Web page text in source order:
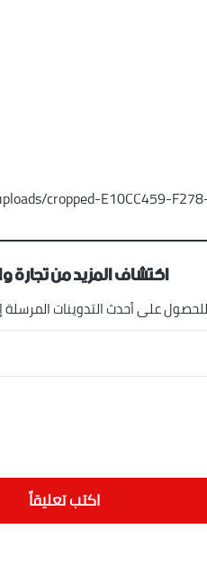
cropped-E10CC459-
اكتشاف المزيد من تجارة
على أحدث التدوينات المرسلة
اكتب تعليقاً